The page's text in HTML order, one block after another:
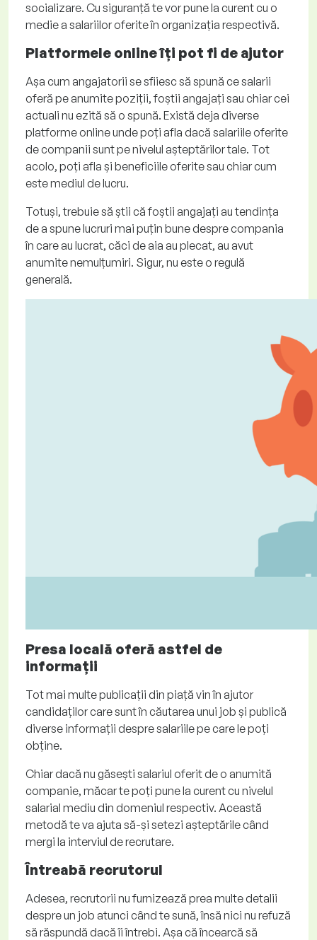
socializare. Cu siguranță te vor pune la curent cu o
medie a salariilor oferite în organizația respectivă.
Platformele online îți pot fi de ajutor
Așa cum angajatorii se sfiiesc să spună ce salarii
oferă pe anumite poziții, foștii angajați sau chiar cei
actuali nu ezită să o spună. Există deja diverse
platforme online unde poți afla dacă salariile oferite
de companii sunt pe nivelul așteptărilor tale. Tot
acolo, poți afla și beneficiile oferite sau chiar cum
este mediul de lucru.
Totuși, trebuie să știi că foștii angajați au tendința
de a spune lucruri mai puțin bune despre compania
în care au lucrat, căci de aia au plecat, au avut
anumite nemulțumiri. Sigur, nu este o regulă
generală.
Presa locală oferă astfel de
informații
Tot mai multe publicații din piață vin în ajutor
candidaților care sunt în căutarea unui job și publică
diverse informații despre salariile pe care le poți
obține.
Chiar dacă nu găsești salariul oferit de o anumită
companie, măcar te poți pune la curent cu nivelul
salarial mediu din domeniul respectiv. Această
metodă te va ajuta să-și setezi așteptările când
mergi la interviul de recrutare.
Întreabă recrutorul
Adesea, recrutorii nu furnizează prea multe detalii
despre un job atunci când te sună, însă nici nu refuză
să răspundă dacă îi întrebi. Așa că încearcă să